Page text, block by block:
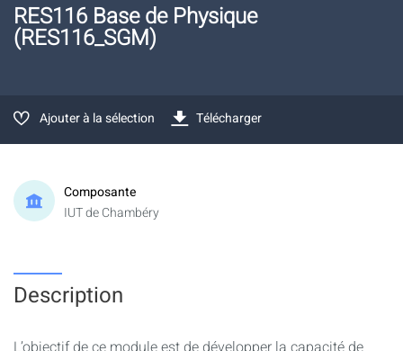
RES116 Base de Physique
(RES116_SGM)
Ajouter à la sélection Télécharger
Composante
IUT de Chambéry
Description